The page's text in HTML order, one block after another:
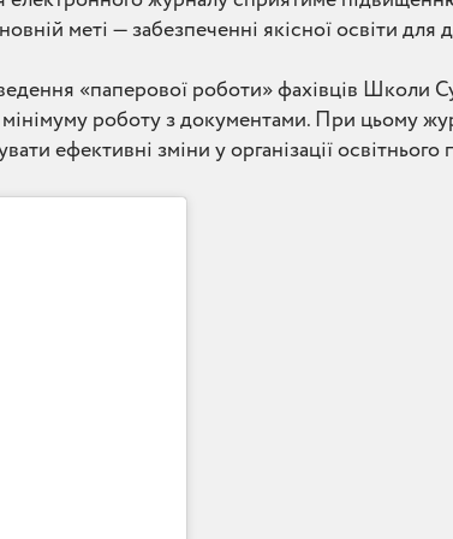
меті — забезпеченні якісної освіти для
«паперової роботи» фахівців Школи
роботу з документами. При цьому
ефективні зміни у організації